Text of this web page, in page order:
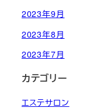
2023年9月
2023年8月
2023年7月
カテゴリー
エステサロン